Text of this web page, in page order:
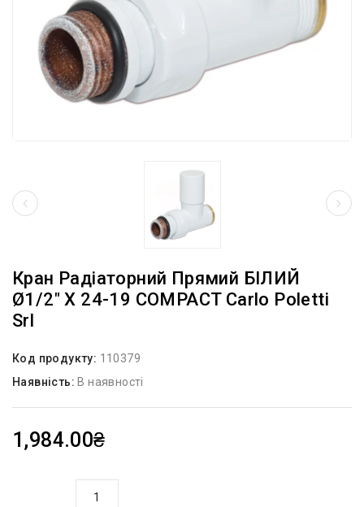
Кран Радіаторний Прямий БІЛИЙ
Ø1/2″ Х 24-19 COMPACT Carlo Poletti
Srl
Код продукту: 110379
Наявність: В наявності
1,984.00₴